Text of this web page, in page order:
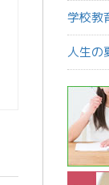
学校教
人生の